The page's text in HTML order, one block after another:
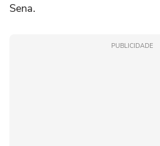
Sena.
PUBLICIDADE